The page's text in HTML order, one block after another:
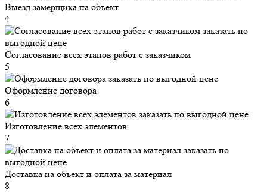
Выезд замерщика на объект
4
Согласование всех этапов работ с заказчиком
5
Оформление договора
6
Изготовление всех элементов
7
Доставка на объект и оплата за материал
8